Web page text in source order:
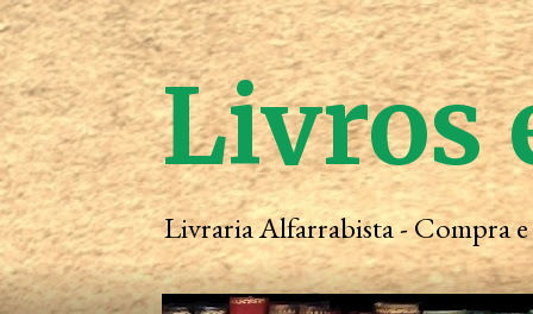
Livros
Livraria Alfarrabista - Compra